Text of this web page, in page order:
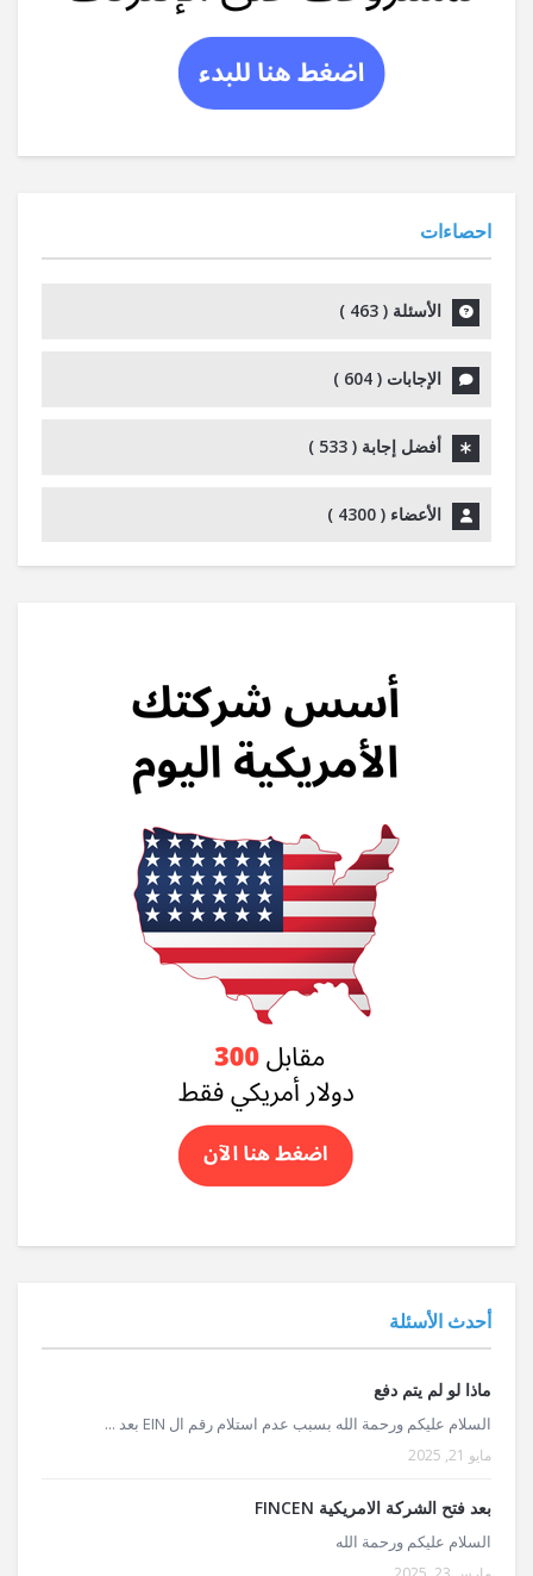
احصاءات
الأسئلة ( 463
)
الإجابات ( 604
)
أفضل إجابة ( 533
)
الأعضاء ( 4300
)
أحدث الأسئلة
ماذا لو لم يتم دفع
السلام عليكم ورحمة الله بسبب عدم استلام رقم ال EIN بعد ...
مايو 21, 2025
بعد فتح الشركة الامريكية FINCEN
السلام عليكم ورحمة الله